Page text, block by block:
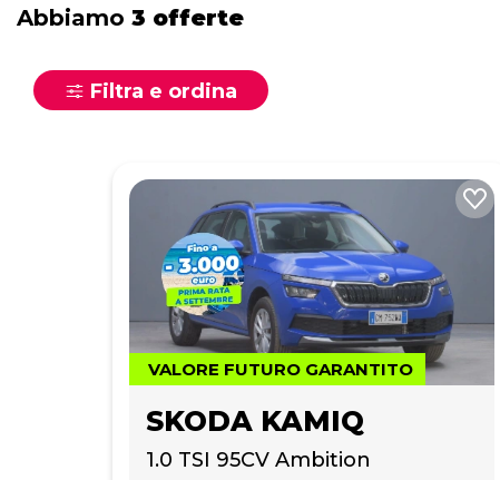
Abbiamo 3 offerte
Filtra e ordina
VALORE FUTURO GARANTITO
SKODA KAMIQ
1.0 TSI 95CV Ambition